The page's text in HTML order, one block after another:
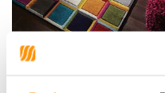
Bunt Teppich - Waltz Multi